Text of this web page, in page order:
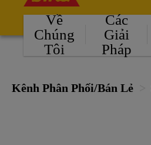
Về
Chúng
Tôi
Các
Giải
Pháp
Kênh Phân Phối/Bán Lẻ